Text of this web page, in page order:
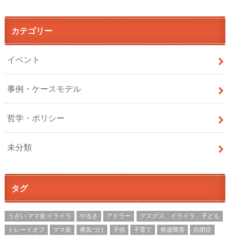
カテゴリー
イベント
事例・ケースモデル
哲学・ポリシー
未分類
タグ
うざい ママ友 イライラ やるき アドラー
グズグズ、イライラ、子ども
トレードオフ
ママ友 勇気づけ 子供 子育て 発達障害 自閉症